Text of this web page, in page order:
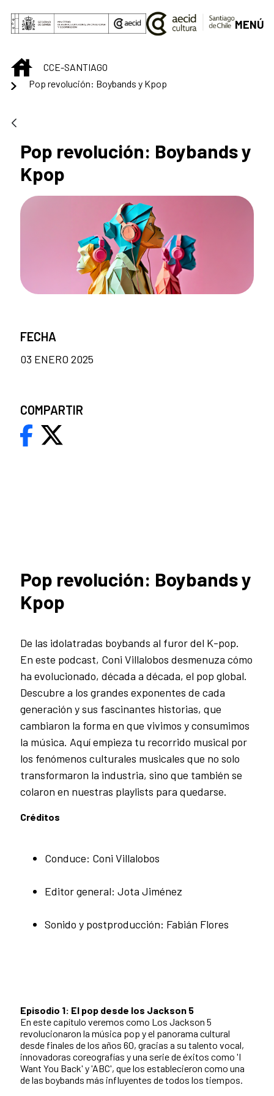
Saltar al contenido principal
MENÚ
INICIOCCE-SANTIAGO
Pop revolución: Boybands y Kpop
Pop revolución: Boybands y
Kpop
Pop revolución: Boybands y
Kpop
De las idolatradas boybands al furor del K-pop.
En este podcast, Coni Villalobos desmenuza cómo
ha evolucionado, década a década, el pop global.
Descubre a los grandes exponentes de cada
generación y sus fascinantes historias, que
cambiaron la forma en que vivimos y consumimos
la música. Aquí empieza tu recorrido musical por
los fenómenos culturales musicales que no solo
transformaron la industria, sino que también se
colaron en nuestras playlists para quedarse.
Créditos
Conduce: Coni Villalobos
Editor general: Jota Jiménez
Sonido y postproducción: Fabián Flores
Episodio 1: El pop desde los Jackson 5
En este capítulo veremos como Los Jackson 5
revolucionaron la música pop y el panorama cultural
desde finales de los años 60, gracias a su talento vocal,
innovadoras coreografías y una serie de éxitos como 'I
Want You Back' y 'ABC', que los establecieron como una
de las boybands más influyentes de todos los tiempos.
FECHA
03 ENERO 2025
COMPARTIR